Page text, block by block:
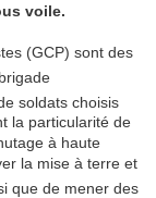
voile.
(GCP) sont des
brigade
soldats choisis
la particularité de
à haute
la mise à terre et
que de mener des